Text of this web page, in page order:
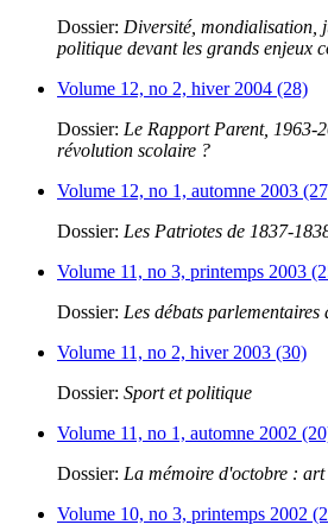
Dossier: Diversité, mondialisation,
politique devant les grands enjeux
Volume 12, no 2, hiver 2004 (28)
Dossier: Le Rapport Parent, 1963-
révolution scolaire ?
Volume 12, no 1, automne 2003
Dossier: Les Patriotes de 1837-
Volume 11, no 3, printemps 2003
Dossier: Les débats parlementaires
Volume 11, no 2, hiver 2003 (30)
Dossier: Sport et politique
Volume 11, no 1, automne 2002
Dossier: La mémoire d'octobre : art
Volume 10, no 3, printemps 2002